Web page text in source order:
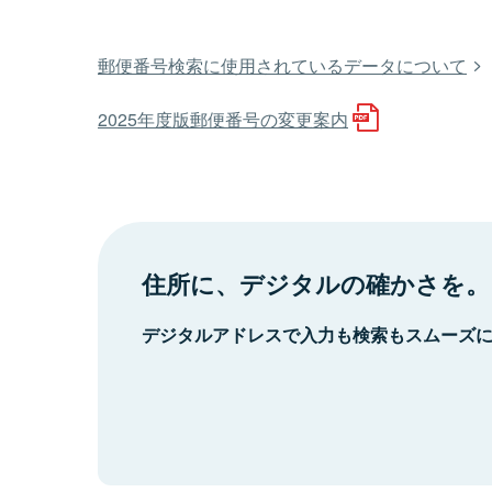
郵便番号検索に使用されているデータについて
2025年度版郵便番号の変更案内
住所に、デジタルの確かさを。
デジタルアドレスで入力も検索もスムーズ